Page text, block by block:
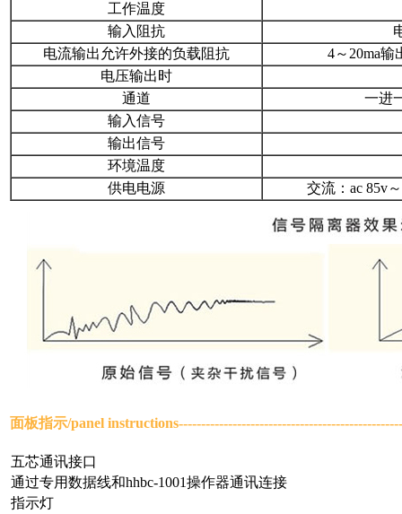
工作温度
输入阻抗
电流输出允许外接的负载阻抗
4～20ma输
电压输出时
通道
一进
输入信号
输出信号
环境温度
供电电源
交流：ac 85v
面板指示/panel instructions
五芯通讯接口
通过专用数据线和hhbc-1001操作器通讯连接
指示灯